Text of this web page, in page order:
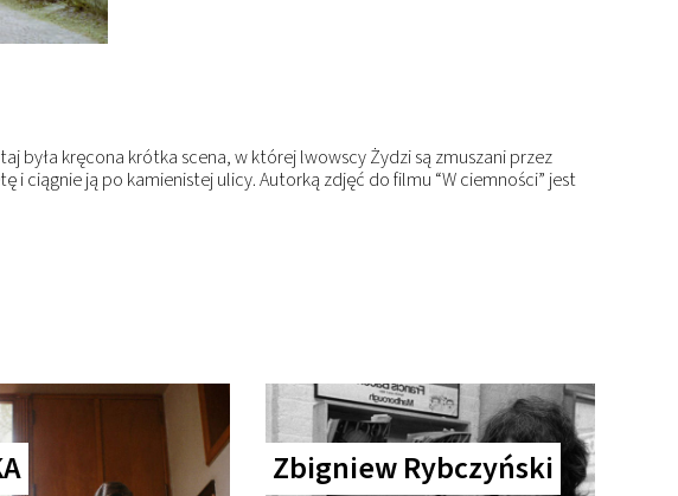
była kręcona krótka scena, w której lwowscy Żydzi są zmuszani przez
i ciągnie ją po kamienistej ulicy. Autorką zdjęć do filmu “W ciemności” jest
Zbigniew Rybczyński